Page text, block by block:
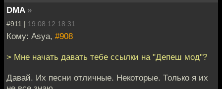
DMA »
#911 | 19.08.12 18:31
Кому: Asya, #908
> Мне начать давать тебе ссылки на "Депеш мод"?
Давай. Их песни отличные. Некоторые. Только я их